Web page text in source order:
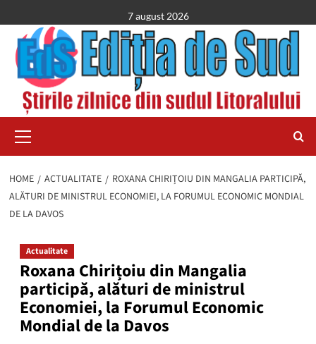
to
content
7 august 2026
Menu
HOME ACTUALITATE
ROXANA CHIRIȚOIU DIN MANGALIA PARTICIPĂ,
ALĂTURI DE MINISTRUL ECONOMIEI, LA FORUMUL ECONOMIC MONDIAL
DE LA DAVOS
Actualitate
Roxana Chirițoiu din Mangalia
participă, alături de ministrul
Economiei, la Forumul Economic
Mondial de la Davos